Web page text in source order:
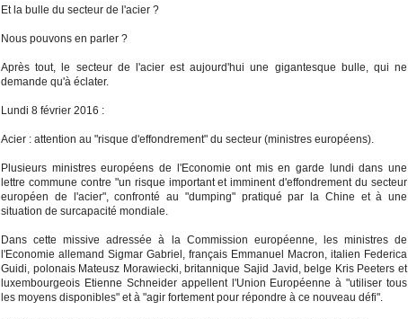
Et la bulle du secteur de l'acier ?
Nous pouvons en parler ?
Après tout, le secteur de l'acier est aujourd'hui une gigantesque bulle, qui ne
demande qu'à éclater.
Lundi 8 février 2016 :
Acier : attention au "risque d'effondrement" du secteur (ministres européens).
Plusieurs ministres européens de l'Economie ont mis en garde lundi dans une
lettre commune contre "un risque important et imminent d'effondrement du secteur
européen de l'acier", confronté au "dumping" pratiqué par la Chine et à une
situation de surcapacité mondiale.
Dans cette missive adressée à la Commission européenne, les ministres de
l'Economie allemand Sigmar Gabriel, français Emmanuel Macron, italien Federica
Guidi, polonais Mateusz Morawiecki, britannique Sajid Javid, belge Kris Peeters et
luxembourgeois Etienne Schneider appellent l'Union Européenne à "utiliser tous
les moyens disponibles" et à "agir fortement pour répondre à ce nouveau défi".